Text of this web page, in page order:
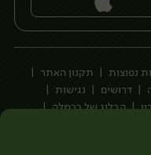
נפוצות
תקנון האתר
דרושים
נגישות
הבלוג של כרמלה